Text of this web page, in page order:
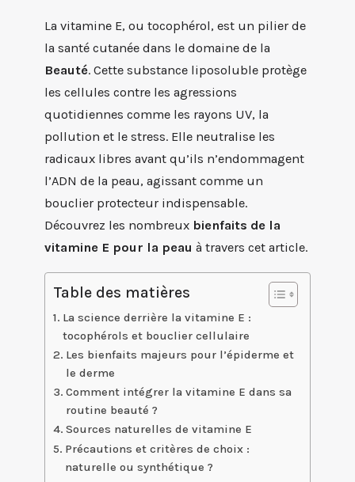
La vitamine E, ou tocophérol, est un pilier de
la santé cutanée dans le domaine de la
Beauté. Cette substance liposoluble protège
les cellules contre les agressions
quotidiennes comme les rayons UV, la
pollution et le stress. Elle neutralise les
radicaux libres avant qu’ils n’endommagent
l’ADN de la peau, agissant comme un
bouclier protecteur indispensable.
Découvrez les nombreux bienfaits de la
vitamine E pour la peau à travers cet article.
Table des matières
La science derrière la vitamine E :
tocophérols et bouclier cellulaire
Les bienfaits majeurs pour l’épiderme et
le derme
Comment intégrer la vitamine E dans sa
routine beauté ?
Sources naturelles de vitamine E
Précautions et critères de choix :
naturelle ou synthétique ?